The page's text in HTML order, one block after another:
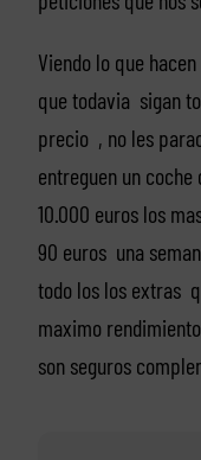
Viendo lo que
que todavia sigan
precio , no les
entreguen un
10.000 euros los
90 euros una
todo los los extras
maximo
son seguros